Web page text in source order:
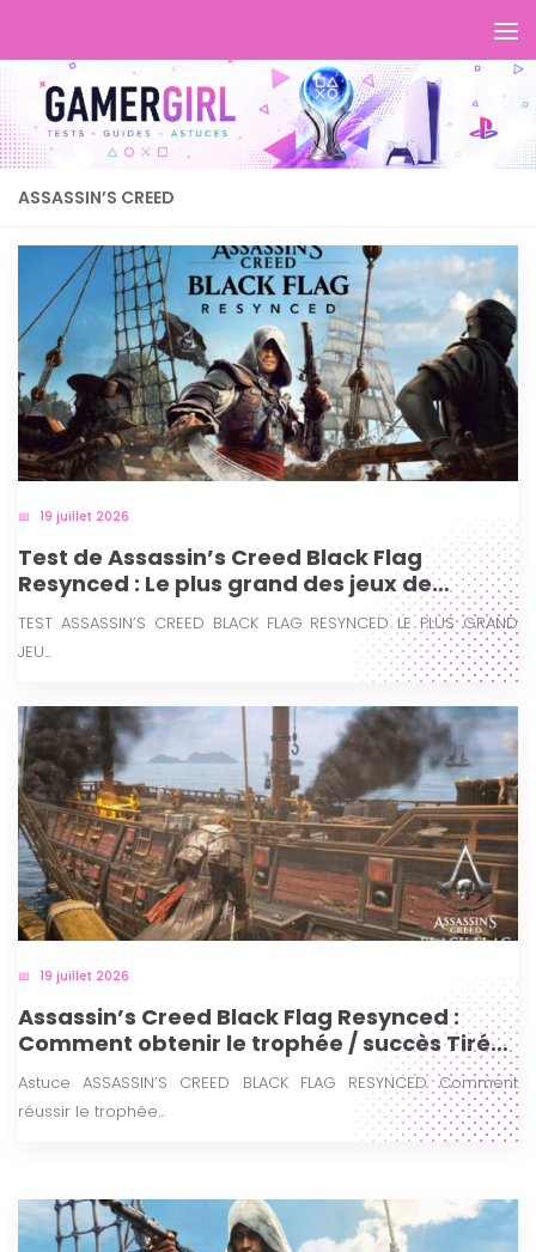
ASSASSIN’S CREED
19 juillet 2026
Test de Assassin’s Creed Black Flag
Resynced : Le plus grand des jeux de
pirates revient plus majestueux que jamais
TEST ASSASSIN’S CREED BLACK FLAG RESYNCED LE PLUS GRAND
JEU...
19 juillet 2026
Assassin’s Creed Black Flag Resynced :
Comment obtenir le trophée / succès Tiré
par les cheveux IV ?
Astuce ASSASSIN’S CREED BLACK FLAG RESYNCED Comment
réussir le trophée...